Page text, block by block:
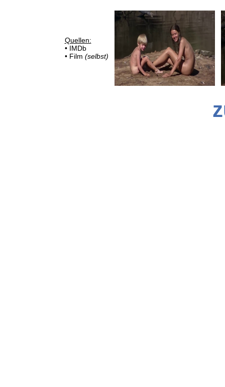
Quellen:
• IMDb
• Film (selbst)